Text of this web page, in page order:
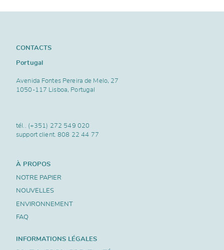
CONTACTS
Portugal
Avenida Fontes Pereira de Melo, 27
1050-117 Lisboa, Portugal
tél.. (+351) 272 549 020
support client.808 22 44 77
À PROPOS
NOTRE PAPIER
NOUVELLES
ENVIRONNEMENT
FAQ
INFORMATIONS LÉGALES